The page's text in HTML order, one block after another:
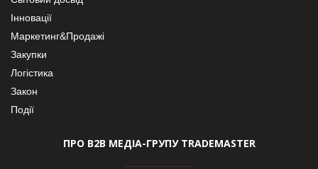
Інновації
Маркетинг&Продажі
Закупки
Логістика
Закон
Події
ПРО В2В МЕДІА-ГРУПУ TRADEMASTER